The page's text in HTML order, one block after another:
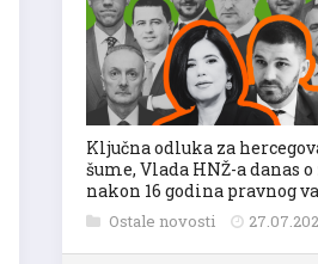
Ključna odluka za
šume, Vlada HNŽ-a danas
nakon 16 godina pravnog
Ostale novosti